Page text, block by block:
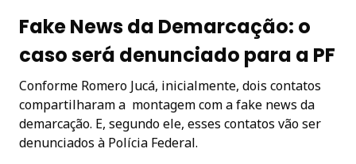
Fake News da Demarcação: o
caso será denunciado para a PF
Conforme Romero Jucá, inicialmente, dois contatos
compartilharam a montagem com a fake news da
demarcação. E, segundo ele, esses contatos vão ser
denunciados à Polícia Federal.